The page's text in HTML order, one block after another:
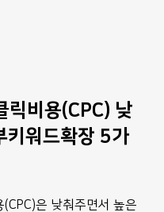
릭비용(CPC) 낮
키워드확장 5가
(CPC)은 낮춰주면서 높은